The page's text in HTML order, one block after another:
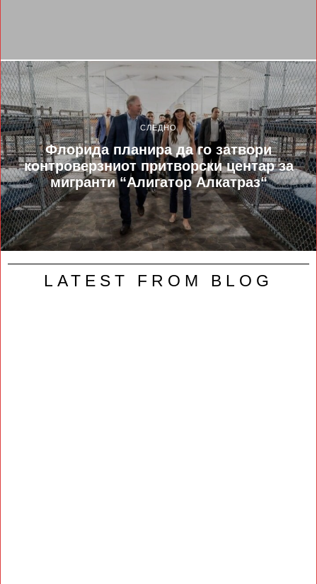
СЛЕДНО
Флорида планира да го затвори
контроверзниот притворски центар за
мигранти “Алигатор Алкатраз“
LATEST FROM BLOG